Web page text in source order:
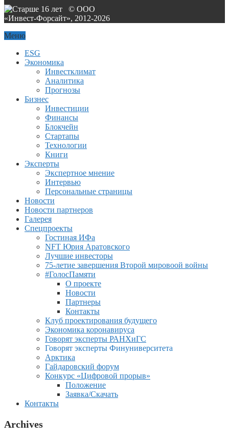
© ООО
«Инвест-Форсайт», 2012-2026
Меню
ESG
Экономика
Инвестклимат
Аналитика
Прогнозы
Бизнес
Инвестиции
Финансы
Блокчейн
Стартапы
Технологии
Книги
Эксперты
Экспертное мнение
Интервью
Персональные страницы
Новости
Новости партнеров
Галерея
Спецпроекты
Гостиная ИФа
NFT Юрия Аратовского
Лучшие инвесторы
75-летие завершения Второй мировоой войны
#ГолосПамяти
О проекте
Новости
Партнеры
Контакты
Клуб проектирования будущего
Экономика коронавируса
Говорят эксперты РАНХиГС
Говорят эксперты Финуниверситета
Арктика
Гайдаровский форум
Конкурс «Цифровой прорыв»
Положение
Заявка/Скачать
Контакты
Archives